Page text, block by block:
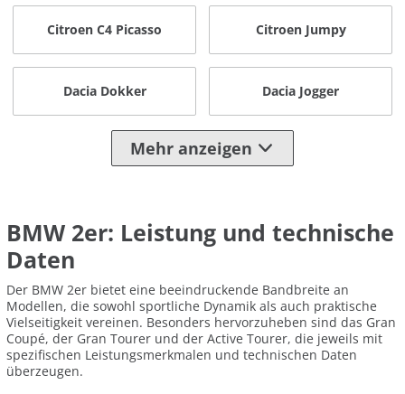
Citroen C4 Picasso Citroen Jumpy
Dacia Dokker Dacia Jogger
Mehr anzeigen
BMW 2er: Leistung und technische
Daten
Der BMW 2er bietet eine beeindruckende Bandbreite an
Modellen, die sowohl sportliche Dynamik als auch praktische
Vielseitigkeit vereinen. Besonders hervorzuheben sind das Gran
Coupé, der Gran Tourer und der Active Tourer, die jeweils mit
spezifischen Leistungsmerkmalen und technischen Daten
überzeugen.